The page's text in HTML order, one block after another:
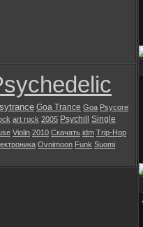
Goa Trance Goa Psycore
art rock 2005 Psychill Single
Violin 2010 Скачать idm Trip-Hop
Ovnimoon Funk Suomi